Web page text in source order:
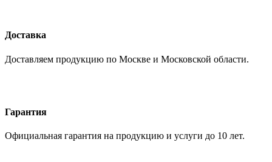
Доставка
Доставляем продукцию по Москве и Московской области.
Гарантия
Официальная гарантия на продукцию и услуги до 10 лет.